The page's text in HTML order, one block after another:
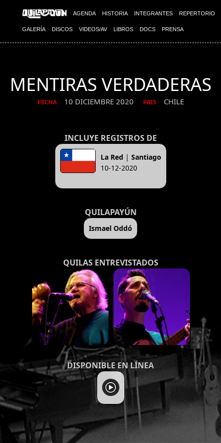
AGENDA HISTORIA INTEGRANTES REPERTORIO
GALERÍA DISCOS VIDEOS/AV LIBROS DOCS PRENSA
MENTIRAS VERDADERAS
FECHA 10 DICIEMBRE 2020 PAIS CHILE
INCLUYE REGISTROS DE
La Red | Santiago
10-12-2020
QUILAPAYÚN
Ismael Oddó
QUILAS ENTREVISTADOS
DISPONIBLE EN LÍNEA